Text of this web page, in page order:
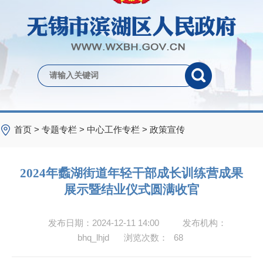
首页 > 专题专栏 > 中心工作专栏 > 政策宣传
2024年蠡湖街道年轻干部成长训练营成果
展示暨结业仪式圆满收官
发布日期：2024-12-11 14:00
发布机构：
bhq_lhjd
浏览次数： 68